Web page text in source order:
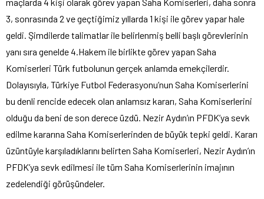
3, sonrasında 2 ve geçtiğimiz yıllarda 1 kişi ile görev yapar hale
geldi. Şimdilerde talimatlar ile belirlenmiş belli başlı görevlerinin
yanı sıra genelde 4.Hakem ile birlikte görev yapan Saha
Komiserleri Türk futbolunun gerçek anlamda emekçilerdir.
Dolayısıyla, Türkiye Futbol Federasyonu’nun Saha Komiserlerini
bu denli rencide edecek olan anlamsız kararı, Saha Komiserlerini
olduğu da beni de son derece üzdü. Nezir Aydın’ın PFDK’ya sevk
edilme kararına Saha Komiserlerinden de büyük tepki geldi. Kararı
üzüntüyle karşıladıklarını belirten Saha Komiserleri, Nezir Aydın’ın
PFDK’ya sevk edilmesi ile tüm Saha Komiserlerinin imajının
zedelendiği görüşündeler.